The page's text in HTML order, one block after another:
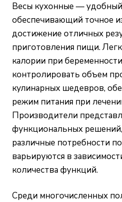
Весы кухонные —
обеспечивающий точное
достижение отличных
приготовления пищи.
калории при
контролировать объем
кулинарных шедевров,
режим питания при
Производители
функциональных
различные потребности
варьируются в
количества функций.
Среди многочисленных